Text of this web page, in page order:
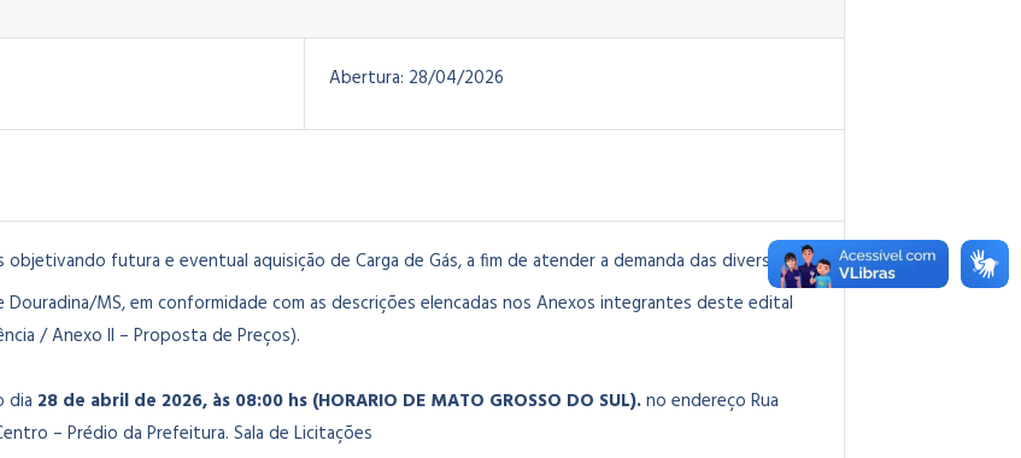
Abertura: 28/04/2026
futura e eventual aquisição de Carga de Gás,a fim de atender a demanda das diversas
MS, em conformidade com as descrições elencadas nos Anexos integrantes deste edital
/ Anexo II – Proposta de Preços).
dia 28 de abril de 2026, às 08:00 hs (HORARIO DE MATO GROSSO DO SUL).no endereço Rua
– Prédio da Prefeitura. Sala de Licitações